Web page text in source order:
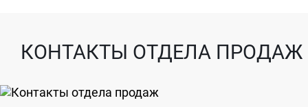
КОНТАКТЫ ОТДЕЛА ПРОДАЖ